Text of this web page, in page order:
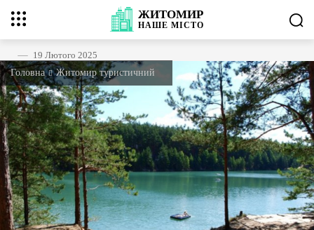
ЖИТОМИР
НАШЕМІСТО
19 Лютого 2025
Головна
Житомир туристичний